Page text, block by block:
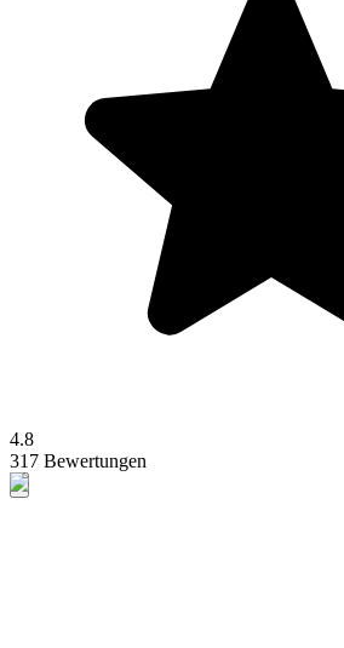
4.8
317 Bewertungen